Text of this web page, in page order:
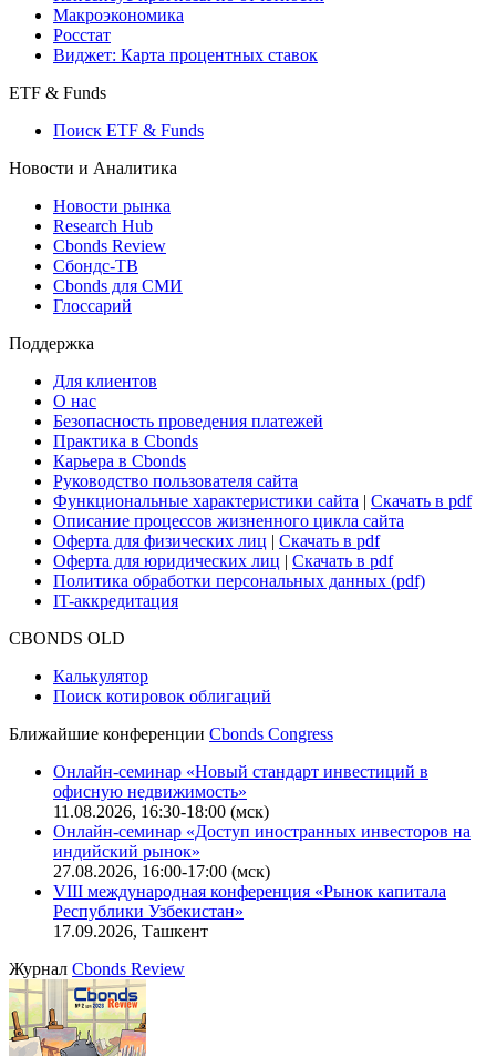
Страницы стран
Создать индекс
Консенсусы
Консенсус-прогнозы по отчетности
Макроэкономика
Виджет: Карта процентных ставок
ETF & Funds
Поиск ETF & Funds
Новости и Аналитика
Новости рынка
Research Hub
Cbonds Review
Сбондс-ТВ
Глоссарий
Поддержка
Для клиентов
О нас
Безопасность проведения платежей
Практика в Cbonds
Карьера в Cbonds
Руководство пользователя сайта
Функциональные характеристики сайта|Скачать в pdf
Описание процессов жизненного цикла сайта
Оферта для физических лиц
Оферта для юридических лиц
IT-аккредитация
Поиск котировок облигаций
Ближайшие конференцииCbonds Congress
Онлайн-семинар «Новый стандарт инвестиций в
офисную недвижимость»
11.08.2026, 16:30-18:00 (мск)
Онлайн-семинар «Доступ иностранных инвесторов на
индийский рынок»
VIII международная конференция «Рынок капитала
Республики Узбекистан»
17.09.2026, Ташкент
ЖурналCbonds Review